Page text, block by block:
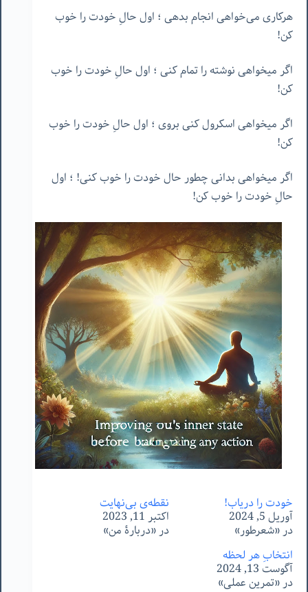
هرکاری می‌خواهی انجام بدهی ؛ اول حالِ خودت را خوب
کن!
اگر میخواهی نوشته را تمام کنی ؛ اول حالِ خودت را خوب
کن!
اگر میخواهی اسکرول کنی بروی ؛ اول حالِ خودت را خوب
کن!
اگر میخواهی بدانی چطور حال خودت را خوب کنی! ؛ اول
حالِ خودت را خوب کن!
خودت را دریاب!
آوریل 5, 2024
در «شعرطور»
نقطه‌ی بی‌نهایت
اکتبر 11, 2023
در «دربارۀ من»
انتخابِ هر لحظه
آگوست 13, 2024
در «تمرین عملی»